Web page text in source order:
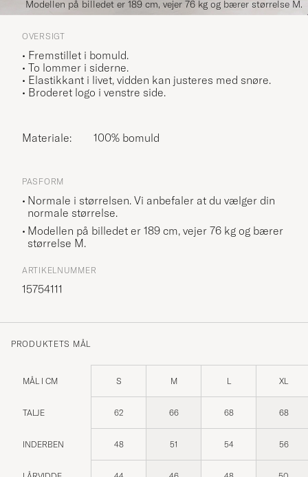
Modellen på billedet er 189 cm, vejer 76 kg og bærer størrelse M.
OVERSIGT
• Fremstillet i bomuld.
• To lommer i siderne.
• Elastikkant i livet, vidden kan justeres med snøre.
• Broderet logo i venstre side.
Materiale: 100% bomuld
PASFORM
Normale i størrelsen. Vi anbefaler at du vælger din
normale størrelse.
Modellen på billedet er 189 cm, vejer 76 kg og bærer
størrelse M.
ARTIKELNUMMER
15754111
PRODUKTETS MÅL
MÅL I CM S M L XL
TALJE 62 66 68 68
INDERBEN 48 51 54 56